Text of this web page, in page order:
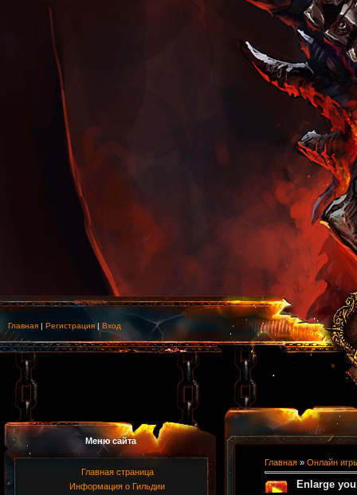
Главная | Регистрация | Вход
Меню сайта
Главная страница
Информация о Гильдии
Главная » Онлайн
Enlarge